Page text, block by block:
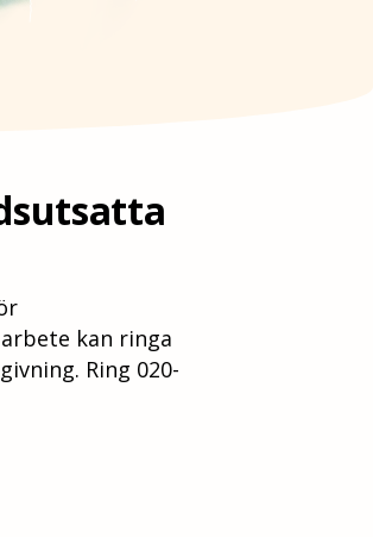
kan ringa
Ring 020-